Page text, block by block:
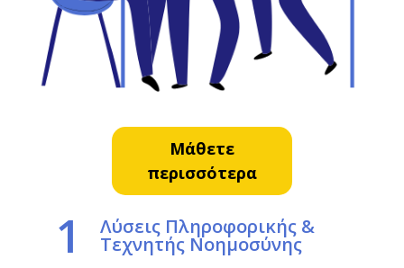
1 Λύσεις Πληροφορικής &
Τεχνητής Νοημοσύνης
Μάθετε
περισσότερα